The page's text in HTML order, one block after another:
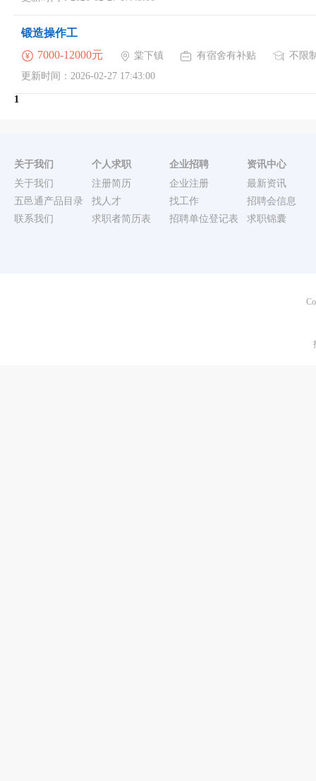
锻造操作工
7000-12000元
棠下镇 有宿舍有补贴
不限
更新时间：2026-02-27 17:43:00
1
关于我们
关于我们
五邑通产品目录
联系我们
个人求职
注册简历
找人才
求职者简历表
企业招聘
企业注册
找工作
招聘单位登记表
资讯中心
最新资讯
招聘会信息
求职锦囊